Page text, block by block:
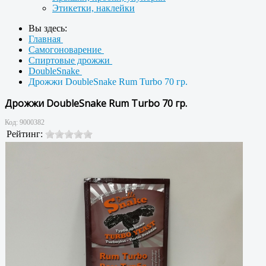
Этикетки, наклейки
Вы здесь:
Главная
Самогоноварение
Спиртовые дрожжи
DoubleSnake
Дрожжи DoubleSnake Rum Turbo 70 гр.
Дрожжи DoubleSnake Rum Turbo 70 гр.
Код: 9000382
Рейтинг: